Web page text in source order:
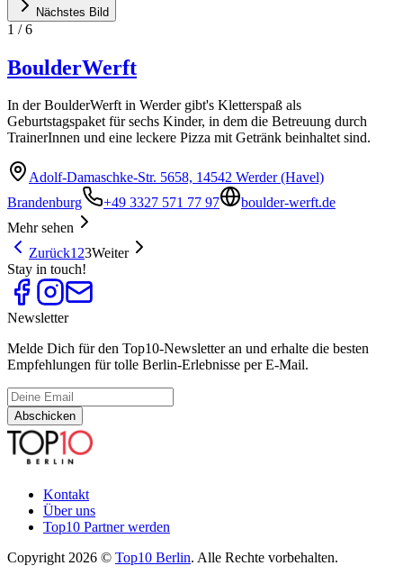
Nächstes Bild
1 /6
BoulderWerft
In der BoulderWerft in Werder gibt's Kletterspaß als
Geburtstagspaket für sechs Kinder, in dem die Betreuung durch
TrainerInnen und eine leckere Pizza mit Getränk beinhaltet sind.
Adolf-Damaschke-Str. 5658, 14542 Werder (Havel)
Brandenburg
+49 3327 571 77 97
boulder-werft.de
Mehr sehen
Zurück123Weiter
Stay in touch!
Newsletter
Melde Dich für den Top10-Newsletter an und erhalte die besten
Empfehlungen für tolle Berlin-Erlebnisse per E-Mail.
Abschicken
Kontakt
Über uns
Top10 Partner werden
Copyright 2026 © Top10 Berlin. Alle Rechte vorbehalten.